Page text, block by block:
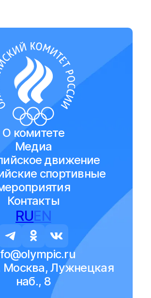
О комитете
Медиа
движение
спортивные
Контакты
RUEN
Москва, Лужнецкая
наб., 8